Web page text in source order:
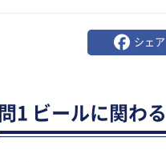
シェア
問1 ビールに関わ